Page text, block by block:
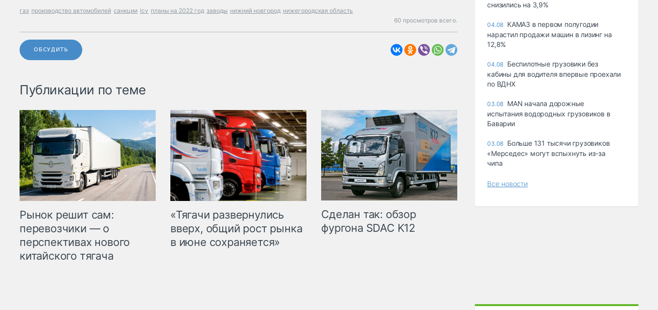
газ производство автомобилей санкции lcv планы на 2022 год заводы нижний новгород нижегородская область
60 просмотров всего.
ОБСУДИТЬ
Публикации по теме
Рынок решит сам:
перевозчики — о
перспективах нового
китайского тягача
«Тягачи развернулись
вверх, общий рост рынка
в июне сохраняется»
Сделан так: обзор
фургона SDAC K12
снизились на 3,9%
04.08 КАМАЗ в первом полугодии
нарастил продажи машин в лизинг на
12,8%
04.08 Беспилотные грузовики без
кабины для водителя впервые проехали
по ВДНХ
03.08 MAN начала дорожные
испытания водородных грузовиков в
Баварии
03.08 Больше 131 тысячи грузовиков
«Мерседес» могут вспыхнуть из-за
чипа
Все новости